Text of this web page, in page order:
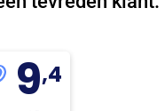
9,4